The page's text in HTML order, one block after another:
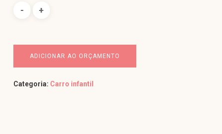
ADICIONAR AO ORÇAMENTO
Categoria: Carro infantil